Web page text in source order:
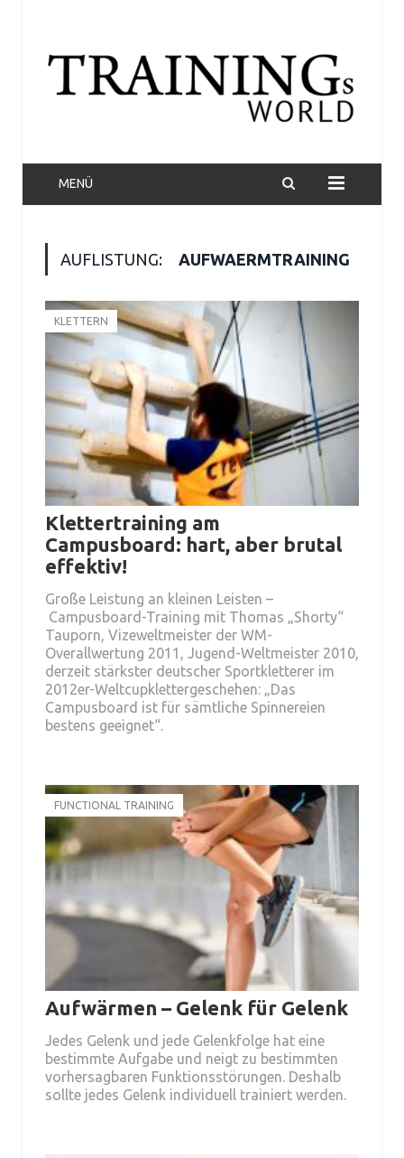
MENÜ
AUFLISTUNG: AUFWAERMTRAINING
KLETTERN
Klettertraining am
Campusboard: hart, aber brutal
effektiv!
Große Leistung an kleinen Leisten –
Campusboard-Training mit Thomas „Shorty“
Tauporn, Vizeweltmeister der WM-
Overallwertung 2011, Jugend-Weltmeister 2010,
derzeit stärkster deutscher Sportkletterer im
2012er-Weltcupklettergeschehen: „Das
Campusboard ist für sämtliche Spinnereien
bestens geeignet“.
FUNCTIONAL TRAINING
Aufwärmen – Gelenk für Gelenk
Jedes Gelenk und jede Gelenkfolge hat eine
bestimmte Aufgabe und neigt zu bestimmten
vorhersagbaren Funktionsstörungen. Deshalb
sollte jedes Gelenk individuell trainiert werden.